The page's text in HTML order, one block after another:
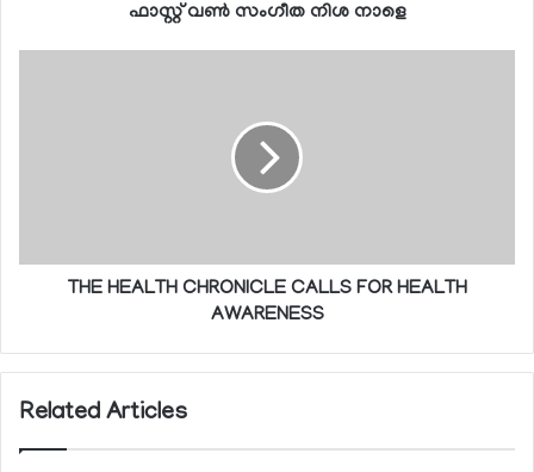
ഫാസ്റ്റ് വണ്‍ സംഗീത നിശ നാളെ
THE HEALTH CHRONICLE CALLS FOR HEALTH
AWARENESS
Related Articles